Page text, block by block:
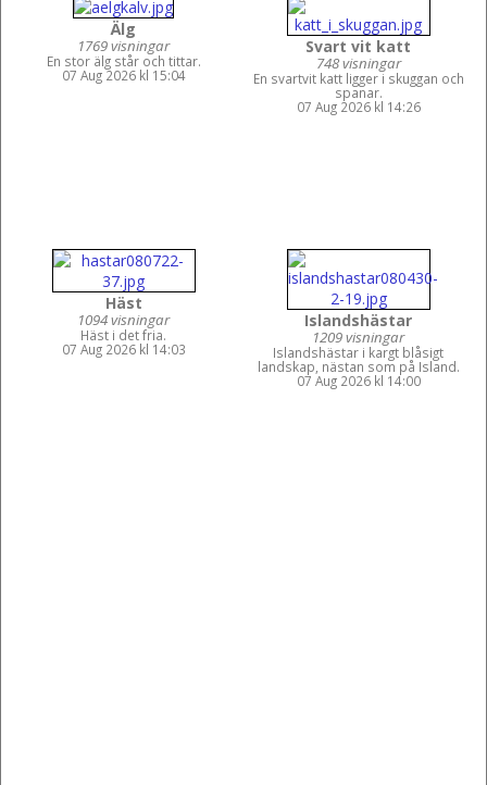
Älg
1769 visningar
En stor älg står och tittar.
07 Aug 2026 kl 15:04
Svart vit katt
748 visningar
En svartvit katt ligger i skuggan och
spanar.
07 Aug 2026 kl 14:26
Häst
1094 visningar
Häst i det fria.
07 Aug 2026 kl 14:03
Islandshästar
1209 visningar
Islandshästar i kargt blåsigt
landskap, nästan som på Island.
07 Aug 2026 kl 14:00